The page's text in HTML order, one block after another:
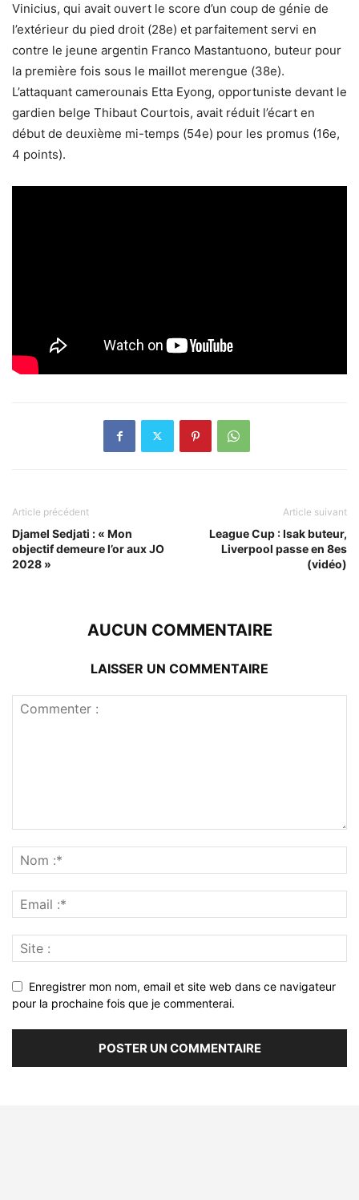
Vinicius, qui avait ouvert le score d’un coup de génie de
l’extérieur du pied droit (28e) et parfaitement servi en
contre le jeune argentin Franco Mastantuono, buteur pour
la première fois sous le maillot merengue (38e).
L’attaquant camerounais Etta Eyong, opportuniste devant le
gardien belge Thibaut Courtois, avait réduit l’écart en
début de deuxième mi-temps (54e) pour les promus (16e,
4 points).
Article précédent
Djamel Sedjati : « Mon
objectif demeure l’or aux JO
2028 »
Article suivant
League Cup : Isak buteur,
Liverpool passe en 8es
(vidéo)
AUCUN COMMENTAIRE
LAISSER UN COMMENTAIRE
Enregistrer mon nom, email et site web dans ce navigateur
pour la prochaine fois que je commenterai.